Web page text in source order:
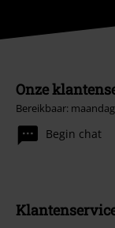
Onze
Bereikbaar:
Begin chat